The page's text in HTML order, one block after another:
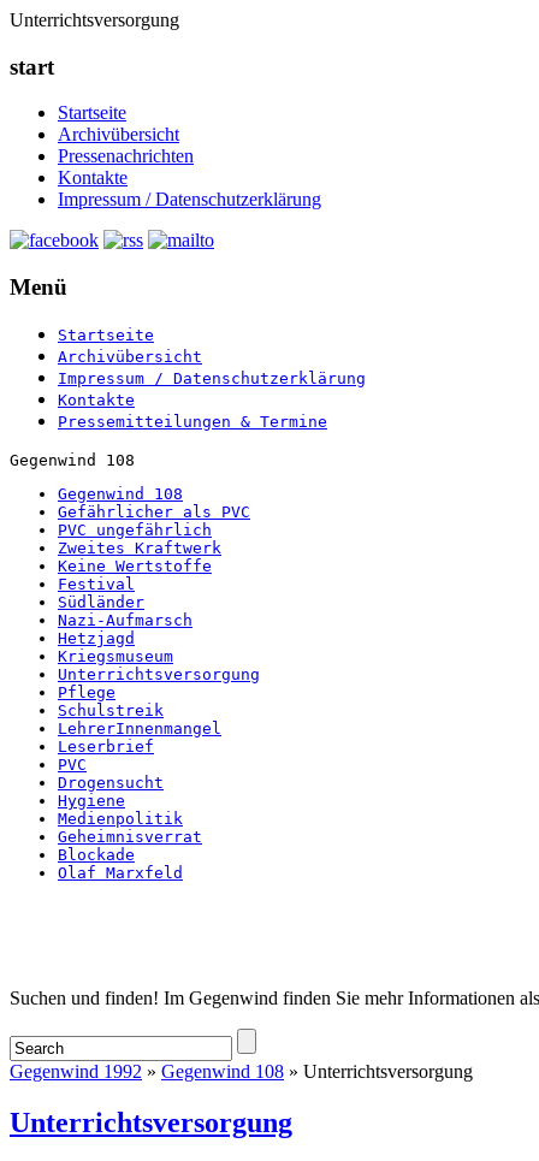
Unterrichtsversorgung
start
Startseite
Archivübersicht
Pressenachrichten
Kontakte
Impressum / Datenschutzerklärung
Menü
Startseite
Archivübersicht
Impressum / Datenschutzerklärung
Kontakte
Pressemitteilungen & Termine
Gegenwind 108
Gegenwind 108
Gefährlicher als PVC
PVC ungefährlich
Zweites Kraftwerk
Keine Wertstoffe
Festival
Südländer
Nazi-Aufmarsch
Hetzjagd
Kriegsmuseum
Unterrichtsversorgung
Pflege
Schulstreik
LehrerInnenmangel
Leserbrief
PVC
Drogensucht
Hygiene
Medienpolitik
Geheimnisverrat
Blockade
Olaf Marxfeld
Startseite
Suchen und finden! Im Gegenwind finden Sie mehr Informationen
Gegenwind 1992 » Gegenwind 108 » Unterrichtsversorgung
Unterrichtsversorgung